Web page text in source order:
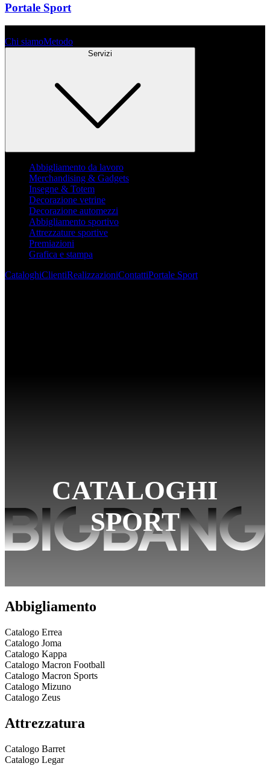
Portale Sport
Chi siamoMetodo
Servizi
Abbigliamento da lavoro
Merchandising & Gadgets
Insegne & Totem
Decorazione vetrine
Decorazione automezzi
Abbigliamento sportivo
Attrezzature sportive
Premiazioni
Grafica e stampa
CataloghiClientiRealizzazioniContattiPortale Sport
CATALOGHI
SPORT
Abbigliamento
Catalogo Errea
Catalogo Joma
Catalogo Kappa
Catalogo Macron Football
Catalogo Macron Sports
Catalogo Mizuno
Catalogo Zeus
Attrezzatura
Catalogo Barret
Catalogo Legar